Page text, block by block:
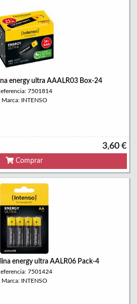
energy ultra AAALR03 Box-24
7501814
Marca: INTENSO
3,60 €
Comprar
energy ultra AALR06 Pack-4
7501424
Marca: INTENSO